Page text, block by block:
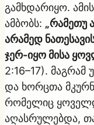
გამხდარიყო.
ამბობს: „რამეთუ
არამედ
ჯერ-იყო მისა
2:16–17).
და ხორცთა
რომელიც
აღასრულებდა,